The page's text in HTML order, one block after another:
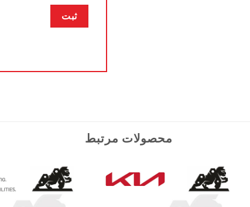
محصولات مرتبط